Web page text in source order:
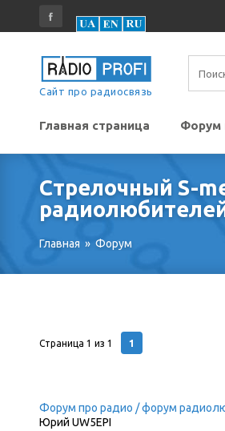
Сайт про радиосвязь
Главная страница Форум
Стрелочный S-
Главная » Форум
Страница 1 из 1 1
Форум про радио / форум
Юрий UW5EPI